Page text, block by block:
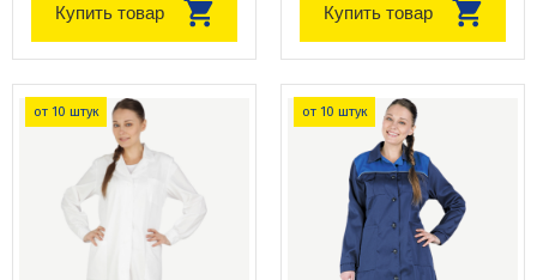
Купить товар Купить товар
от 10 штук от 10 штук